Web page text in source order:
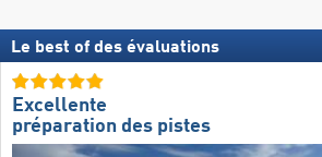
Le best of des évaluations
Excellente
préparation des pistes